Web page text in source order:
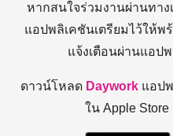
หากสนใจร่วมงานผ่านทาง
แอปพลิเคชันเตรียมไว้ให้พ
แจ้งเตือนผ่านแอป
ดาวน์โหลด Daywork แอป
ใน Apple